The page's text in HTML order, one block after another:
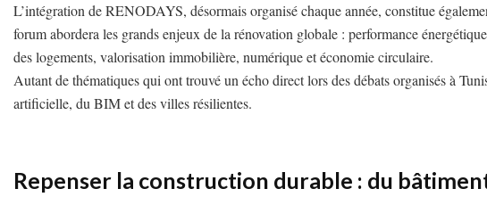
L’intégration de RENODAYS, désormais organisé chaque année, constitue
forum abordera les grands enjeux de la rénovation globale : performance
des logements, valorisation immobilière, numérique et économie circulaire.
Autant de thématiques qui ont trouvé un écho direct lors des débats organisés à
artificielle, du BIM et des villes résilientes.
Repenser la construction durable : du